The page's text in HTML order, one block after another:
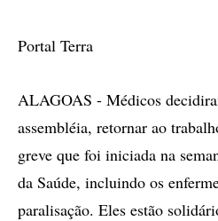
Portal Terra
ALAGOAS - Médicos
assembléia, retornar ao
greve que foi iniciada na
da Saúde, incluindo os
paralisação. Eles estão